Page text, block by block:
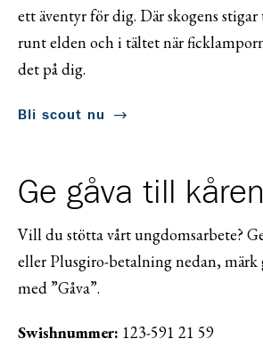
ett äventyr för dig. Där skogens
runt elden och i tältet när
det på dig.
Bli scout nu
Ge gåva till kåren
Vill du stötta vårt ungdomsarbete?
eller Plusgiro-betalning nedan, märk
med ”Gåva”.
Swishnummer: 123-591 21 59